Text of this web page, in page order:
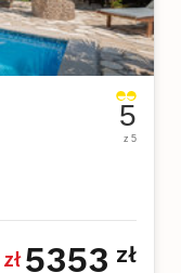
5
z 5
zł 5353 zł